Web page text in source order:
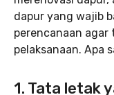
dapur yang wajib
perencanaan
pelaksanaan. Apa
1. Tata letak